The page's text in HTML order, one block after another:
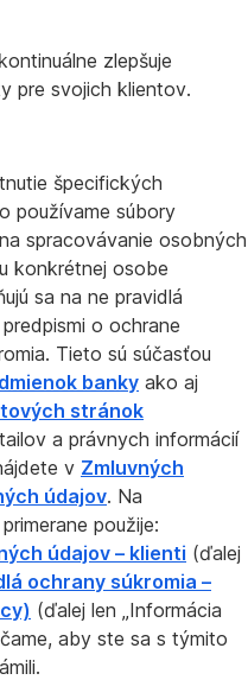
zlepšuje
pre svojich klientov.
špecifických
používame súbory
spracovávanie osobných
konkrétnej osobe
sa na ne pravidlá
o ochrane
Tieto sú súčasťou
banky ako aj
stránok
a právnych informácií
v Zmluvných
údajov. Na
použije:
údajov – klienti (ďalej
ochrany súkromia –
(ďalej len „Informácia
aby ste sa s týmito